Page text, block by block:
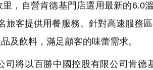
，自營肯德基門店選用最新的6.0
旅客提供用餐服務。針對高速服務
及飲料，滿足顧客的味蕾需求。
將以百勝中國控股有限公司肯德